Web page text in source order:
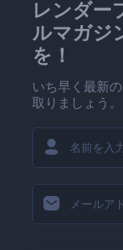
レンダー
ルマガジ
を！
いち早く最新
取りましょう。